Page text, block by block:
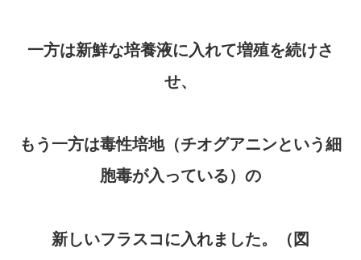
一方は新鮮な培養液に入れて増殖を続けさ
せ、
もう一方は毒性培地（チオグアニンという細
胞毒が入っている）の
新しいフラスコに入れました。（図